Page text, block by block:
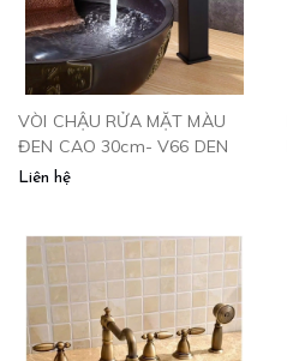
VÒI CHẬU RỬA MẶT MÀU
ĐEN CAO 30cm- V66 DEN
Liên hệ